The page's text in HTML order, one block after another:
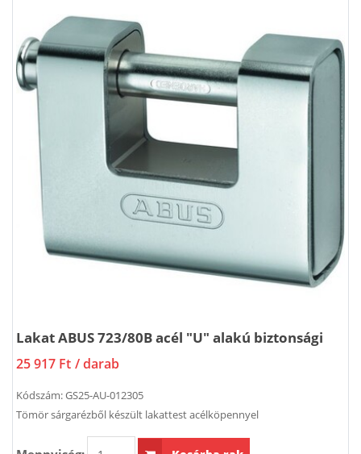
Lakat ABUS 723/80B acél "U" alakú biztonsági
25 917 Ft / darab
Kódszám:GS25-AU-012305
Tömör sárgarézből készült lakattest acélköpennyel